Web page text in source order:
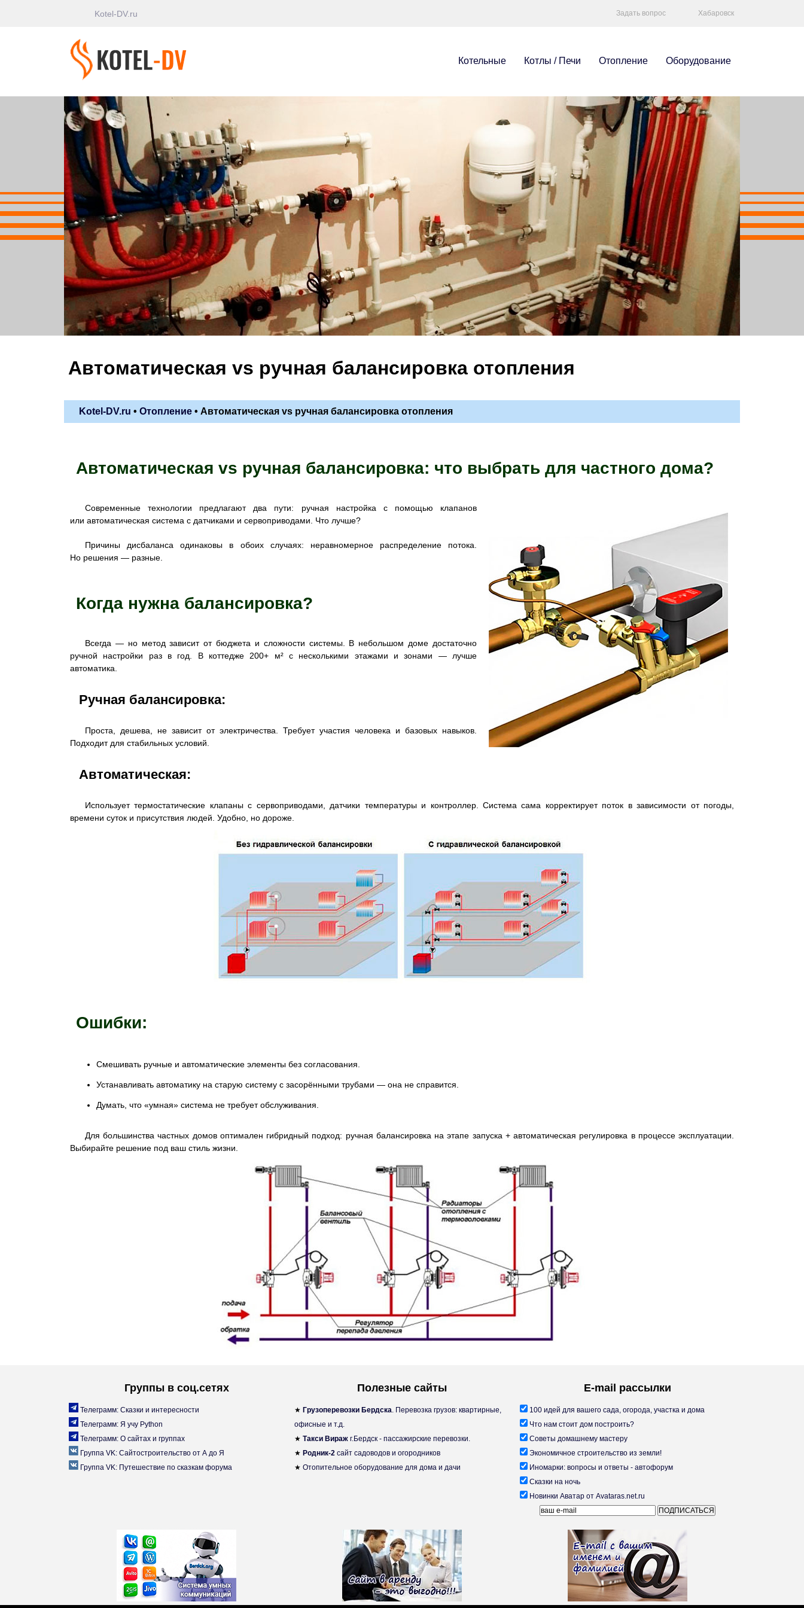
Kotel-DV.ru Задать вопрос Хабаровск
Котельные Котлы / Печи Отопление Оборудование
Автоматическая vs ручная балансировка отопления
Kotel-DV.ru • Отопление • Автоматическая vs ручная балансировка отопления
Автоматическая vs ручная балансировка: что выбрать для частного дома?
Современные технологии предлагают два пути: ручная настройка с помощью клапанов
или автоматическая система с датчиками и сервоприводами. Что лучше?
Причины дисбаланса одинаковы в обоих случаях: неравномерное распределение потока.
Но решения — разные.
Когда нужна балансировка?
Всегда — но метод зависит от бюджета и сложности системы. В небольшом доме достаточно
ручной настройки раз в год. В коттедже 200+ м² с несколькими этажами и зонами — лучше
автоматика.
Ручная балансировка:
Проста, дешева, не зависит от электричества. Требует участия человека и базовых навыков.
Подходит для стабильных условий.
Автоматическая:
Использует термостатические клапаны с сервоприводами, датчики температуры и контроллер. Система сама корректирует поток в зависимости от погоды,
времени суток и присутствия людей. Удобно, но дороже.
Ошибки:
Смешивать ручные и автоматические элементы без согласования.
Устанавливать автоматику на старую систему с засорёнными трубами — она не справится.
Думать, что «умная» система не требует обслуживания.
Для большинства частных домов оптимален гибридный подход: ручная балансировка на этапе запуска + автоматическая регулировка в процессе эксплуатации.
Выбирайте решение под ваш стиль жизни.
Группы в соц.сетях
Телеграмм: Сказки и интересности
Телеграмм: Я учу Python
Телеграмм: О сайтах и группах
Группа VK: Сайтостроительство от А до Я
Группа VK: Путешествие по сказкам форума
Полезные сайты
★ Грузоперевозки Бердска. Перевозка грузов: квартирные,
офисные и т.д.
★ Такси Виражг.Бердск - пассажирские перевозки.
★ Родник-2сайт садоводов и огородников
★ Отопительное оборудование для дома и дачи
E-mail рассылки
100 идей для вашего сада, огорода, участка и дома
Что нам стоит дом построить?
Советы домашнему мастеру
Экономичное строительство из земли!
Иномарки: вопросы и ответы - автофорум
Сказки на ночь
Новинки Аватар от Avataras.net.ru